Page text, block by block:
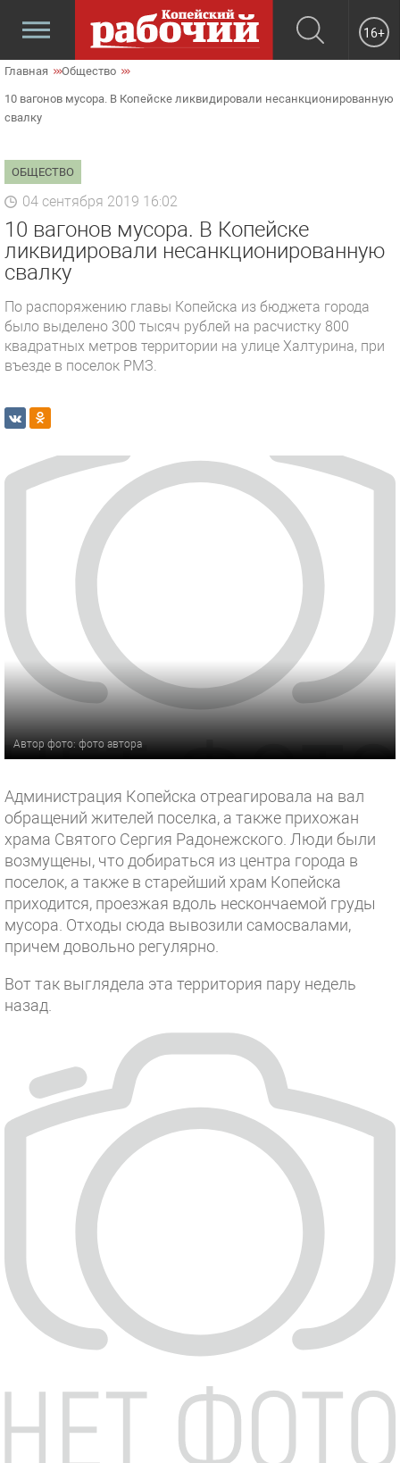
16+
Главная Общество
10 вагонов мусора. В Копейске ликвидировали несанкционированную
свалку
ОБЩЕСТВО
04 сентября 2019 16:02
10 вагонов мусора. В Копейске
ликвидировали несанкционированную
свалку
По распоряжению главы Копейска из бюджета города
было выделено 300 тысяч рублей на расчистку 800
квадратных метров территории на улице Халтурина, при
въезде в поселок РМЗ.
Автор фото: фото автора
Администрация Копейска отреагировала на вал
обращений жителей поселка, а также прихожан
храма Святого Сергия Радонежского. Люди были
возмущены, что добираться из центра города в
поселок, а также в старейший храм Копейска
приходится, проезжая вдоль нескончаемой груды
мусора. Отходы сюда вывозили самосвалами,
причем довольно регулярно.
Вот так выглядела эта территория пару недель
назад.